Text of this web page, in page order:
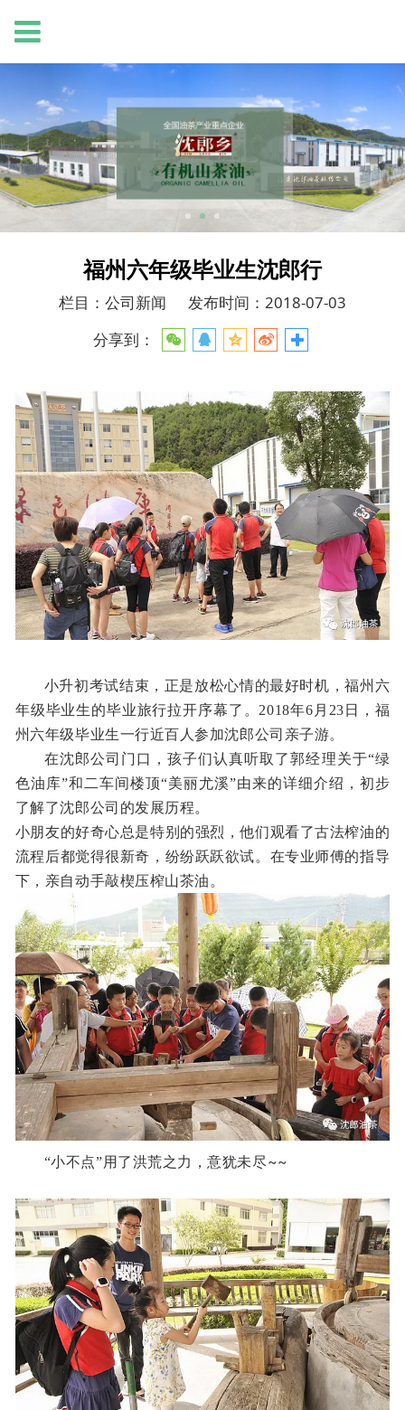
福州六年级毕业生沈郎行
栏目：公司新闻
发布时间：2018-07-03
分享到：
小升初考试结束，正是放松心情的最好时机，福州六
年级毕业生的毕业旅行拉开序幕了。 2018年6月23日，福
州六年级毕业生一行近百人参加沈郎公司亲子游。
在沈郎公司门口，孩子们认真听取了郭经理关于“绿
色油库”和二车间楼顶“美丽尤溪”由来的详细介绍，初步
了解了沈郎公司的发展历程。
小朋友的好奇心总是特别的强烈，他们观看了古法榨油的
流程后都觉得很新奇，纷纷跃跃欲试。 在专业师傅的指导
下，亲自动手敲楔压榨山茶油。
“小不点”用了洪荒之力，意犹未尽~~